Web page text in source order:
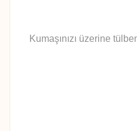
Kumaşınızı üzerine